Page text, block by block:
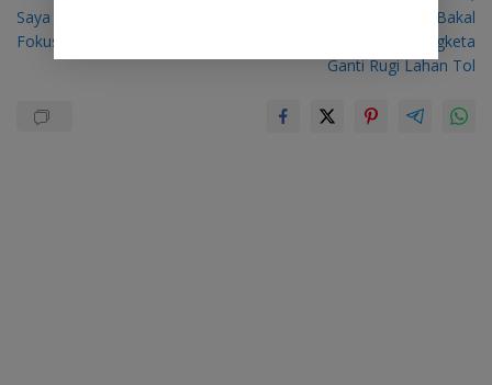
Saya Tetap Wakil Bupati,
Fokus Jalankan Tugas Bupati
Komisi III DPRD Sulut Bakal
Turun Lapangan Cek Sengketa
Ganti Rugi Lahan Tol